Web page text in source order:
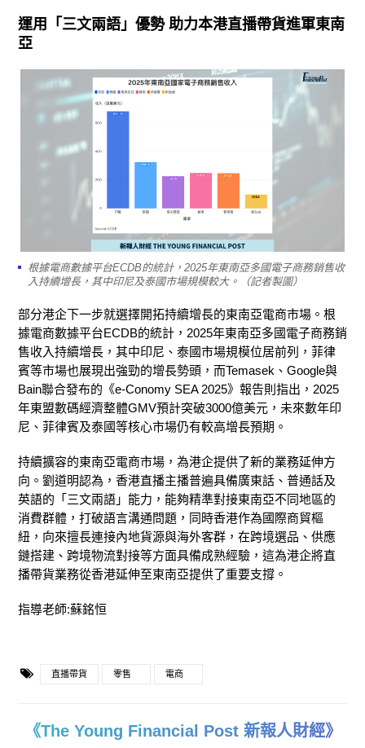
運用「三文兩語」優勢 助力本港直播帶貨進軍東南
亞
根據電商數據平台ECDB的統計，2025年東南亞多國電子商務銷售收
入持續增長，其中印尼及泰國市場規模較大。（記者製圖）
部分港企下一步就選擇開拓持續增長的東南亞電商市場。根
據電商數據平台ECDB的統計，2025年東南亞多國電子商務銷
售收入持續增長，其中印尼、泰國市場規模位居前列，菲律
賓等市場也展現出強勁的增長勢頭，而Temasek、Google與
Bain聯合發布的《e-Conomy SEA 2025》報告則指出，2025
年東盟數碼經濟整體GMV預計突破3000億美元，未來數年印
尼、菲律賓及泰國等核心市場仍有較高增長預期。
持續擴容的東南亞電商市場，為港企提供了新的業務延伸方
向。劉道明認為，香港直播主播普遍具備廣東話、普通話及
英語的「三文兩語」能力，能夠精準對接東南亞不同地區的
消費群體，打破語言溝通問題，同時香港作為國際商貿樞
紐，向來擅長連接內地貨源與海外客群，在跨境選品、供應
鏈搭建、跨境物流對接等方面具備成熟經驗，這為港企將直
播帶貨業務從香港延伸至東南亞提供了重要支撐。
指導老師:蘇銘恒
直播帶貨 零售 電商
《The Young Financial Post 新報人財經》